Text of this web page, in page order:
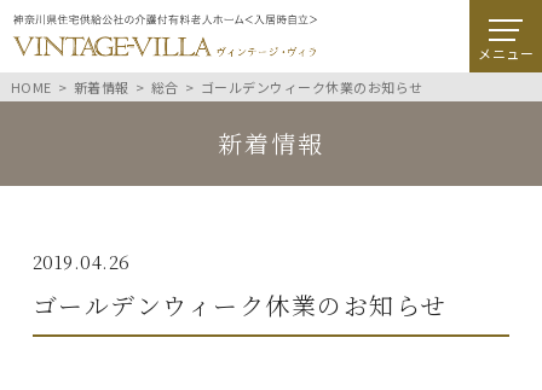
メニュー
HOME
新着情報 総合 ゴールデンウィーク休業のお知らせ
新着情報
2019.04.26
ゴールデンウィーク休業のお知らせ